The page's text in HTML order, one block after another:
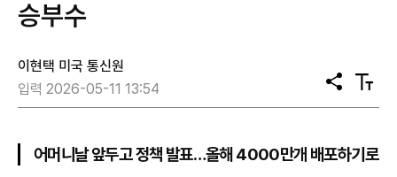
승부수
이현택 미국 통신원
입력 2026-05-11 13:54
공
유
텍
스
기
어머니날 앞두고 정책 발표…올해 4000만개 배포하기로